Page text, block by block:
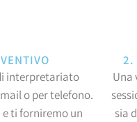
interpretariato
o per telefono.
ti forniremo un
2.
Una
sia